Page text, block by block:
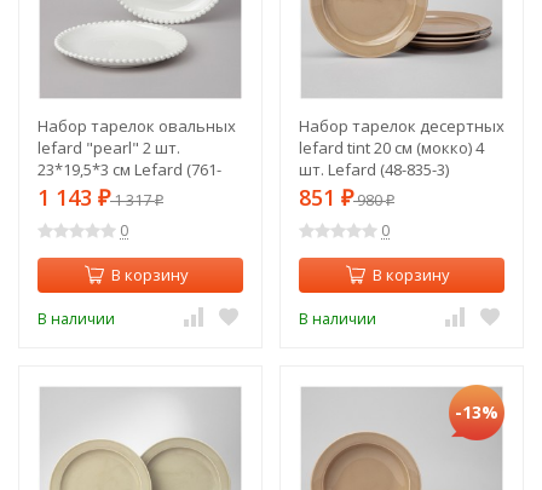
Набор тарелок овальных
lefard "pearl" 2 шт.
23*19,5*3 см Lefard (761-
108)
1 143 ₽1 317₽
0
В корзину
В наличии
Набор тарелок десертных
lefard tint 20 см (мокко) 4
шт. Lefard (48-835-3)
851 ₽980₽
0
В корзину
В наличии
-13%